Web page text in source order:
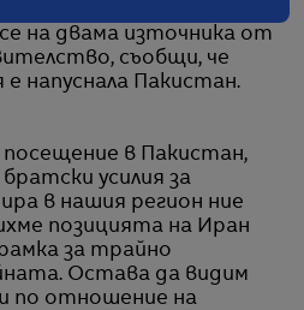
се на двама източника от
съобщи, че
напуснала Пакистан.
в Пакистан,
усилия за
в нашия регион ние
позицията на Иран
за трайно
Остава да видим
по отношение на